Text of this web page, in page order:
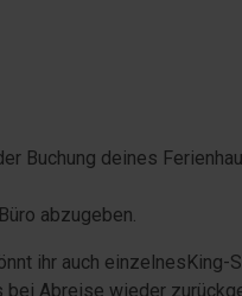
Buchung deines
abzugeben.
ihr auch einzelnesKing-
Abreise wieder